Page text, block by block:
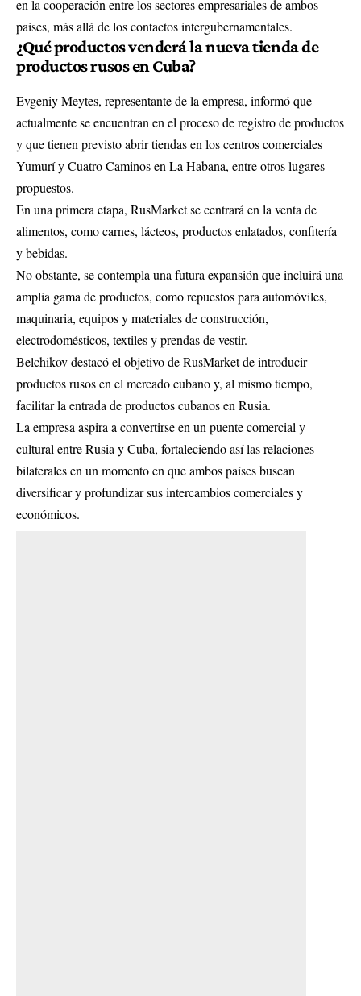
en la cooperación entre los sectores empresariales de ambos
países, más allá de los contactos intergubernamentales.
¿Qué productos venderá la nueva tienda de
productos rusos en Cuba?
Evgeniy Meytes, representante de la empresa, informó que
actualmente se encuentran en el proceso de registro de productos
y que tienen previsto abrir tiendas en los centros comerciales
Yumurí y Cuatro Caminos en La Habana, entre otros lugares
propuestos.
En una primera etapa, RusMarket se centrará en la venta de
alimentos, como carnes, lácteos, productos enlatados, confitería
y bebidas.
No obstante, se contempla una futura expansión que incluirá una
amplia gama de productos, como repuestos para automóviles,
maquinaria, equipos y materiales de construcción,
electrodomésticos, textiles y prendas de vestir.
Belchikov destacó el objetivo de RusMarket de introducir
productos rusos en el mercado cubano y, al mismo tiempo,
facilitar la entrada de productos cubanos en Rusia.
La empresa aspira a convertirse en un puente comercial y
cultural entre Rusia y Cuba, fortaleciendo así las relaciones
bilaterales en un momento en que ambos países buscan
diversificar y profundizar sus intercambios comerciales y
económicos.